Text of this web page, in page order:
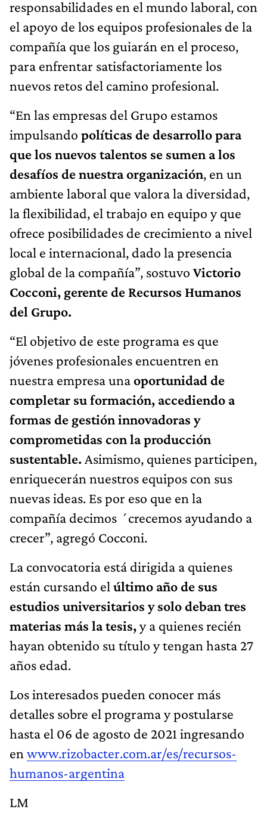
responsabilidades en el mundo laboral, con
el apoyo de los equipos profesionales de la
compañía que los guiarán en el proceso,
para enfrentar satisfactoriamente los
nuevos retos del camino profesional.
“En las empresas del Grupo estamos
impulsando políticas de desarrollo para
que los nuevos talentos se sumen a los
desafíos de nuestra organización, en un
ambiente laboral que valora la diversidad,
la flexibilidad, el trabajo en equipo y que
ofrece posibilidades de crecimiento a nivel
local e internacional, dado la presencia
global de la compañía”, sostuvo Victorio
Cocconi, gerente de Recursos Humanos
del Grupo.
“El objetivo de este programa es que
jóvenes profesionales encuentren en
nuestra empresa unaoportunidad de
completar su formación, accediendo a
formas de gestión innovadoras y
comprometidas con la producción
sustentable. Asimismo, quienes participen,
enriquecerán nuestros equipos con sus
nuevas ideas. Es por eso que en la
compañía decimos ´crecemos ayudando a
crecer”, agregó Cocconi.
La convocatoria está dirigida a quienes
están cursando el último año de sus
estudios universitarios y solo deban tres
materias más la tesis,y a quienes recién
hayan obtenido su título y tengan hasta 27
años edad.
Los interesados pueden conocer más
detalles sobre el programa y postularse
hasta el 06 de agosto de 2021 ingresando
en www.rizobacter.com.ar/es/recursos-
humanos-argentina
LM